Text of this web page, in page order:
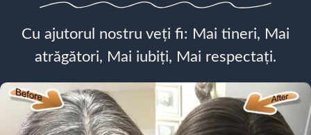
Cu ajutorul nostru veți fi: Mai tineri, Mai
atrăgători, Mai iubiți, Mai respectați.